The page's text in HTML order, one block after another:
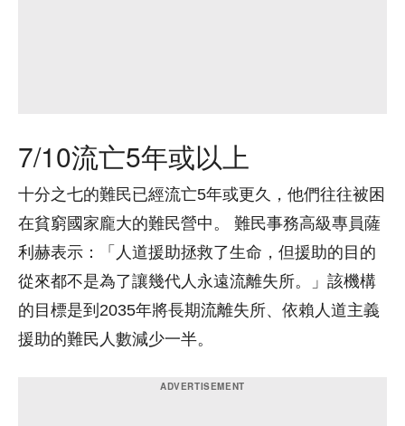
7/10流亡5年或以上
十分之七的難民已經流亡5年或更久，他們往往被困
在貧窮國家龐大的難民營中。 難民事務高級專員薩
利赫表示：「人道援助拯救了生命，但援助的目的
從來都不是為了讓幾代人永遠流離失所。」該機構
的目標是到2035年將長期流離失所、依賴人道主義
援助的難民人數減少一半。